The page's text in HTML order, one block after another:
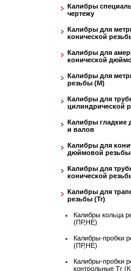
Калибры
чертежу
Калибры для
конической
Калибры для
конической
Калибры для
резьбы (М)
Калибры для
цилиндрической
Калибры гладкие
и валов
Калибры для
дюймовой резьбы
Калибры для
конической
Калибры для
резьбы (Tr)
Калибры кольца
(ПР,НЕ)
Калибры-пробки
(ПР,НЕ)
Калибры-пробки
контрольные Tr